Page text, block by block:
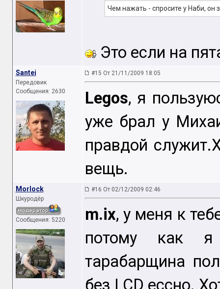
Чем нажать - спросите у Наби, он
Это если на
Santei
Передовик
Сообщения: 2630
#15 От 21/11/2009 18:05
Legos, я
уже брал у
правдой
вещь.
Morlock
Шкуродёр
Сообщения: 5220
#16 От 02/12/2009 02:46
m.ix, у меня к
потому как
тарабарщина
без LCD ессно.